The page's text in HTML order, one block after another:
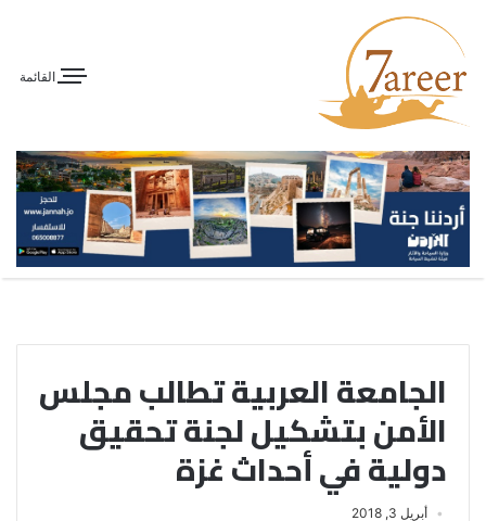
القائمة
الجامعة العربية تطالب مجلس
الأمن بتشكيل لجنة تحقيق
دولية في أحداث غزة
أبريل 3, 2018